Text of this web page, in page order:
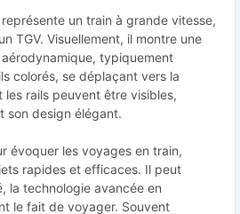
un train à grande vitesse,
TGV. Visuellement, il montre une
typiquement
colorés, se déplaçant vers la
rails peuvent être visibles,
son design élégant.
évoquer les voyages en train,
rapides et efficaces. Il peut
la technologie avancée en
le fait de voyager. Souvent